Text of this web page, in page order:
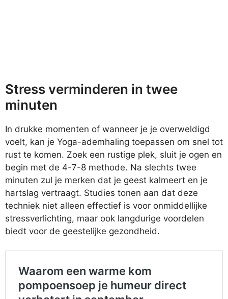
Stress verminderen in twee
minuten
In drukke momenten of wanneer je je overweldigd
voelt, kan je Yoga-ademhaling toepassen om snel tot
rust te komen. Zoek een rustige plek, sluit je ogen en
begin met de 4-7-8 methode. Na slechts twee
minuten zul je merken dat je geest kalmeert en je
hartslag vertraagt. Studies tonen aan dat deze
techniek niet alleen effectief is voor onmiddellijke
stressverlichting, maar ook langdurige voordelen
biedt voor de geestelijke gezondheid.